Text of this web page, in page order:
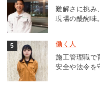
難解さに挑み
現場の醍醐味。
働く人
施工管理職で
安全や法令を